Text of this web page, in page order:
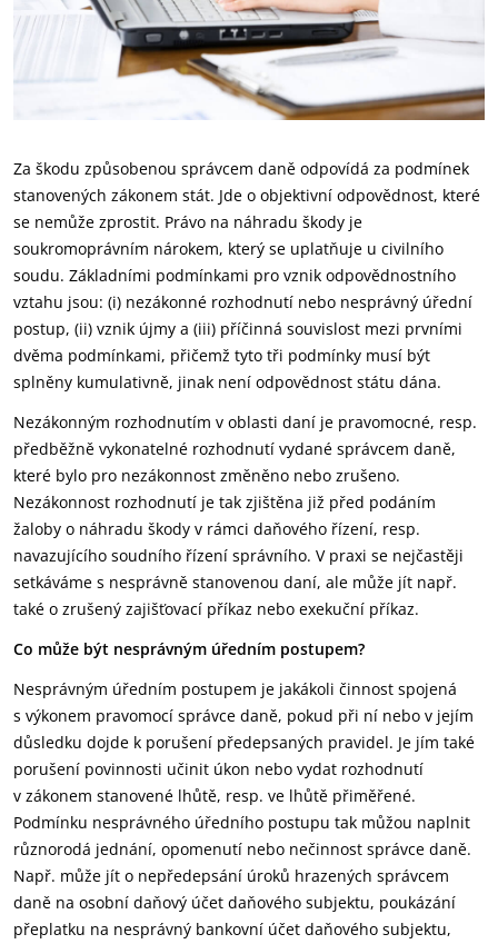
Za škodu způsobenou správcem daně odpovídá za podmínek
stanovených zákonem stát. Jde o objektivní odpovědnost, které
se nemůže zprostit. Právo na náhradu škody je
soukromoprávním nárokem, který se uplatňuje u civilního
soudu. Základními podmínkami pro vznik odpovědnostního
vztahu jsou: (i) nezákonné rozhodnutí nebo nesprávný úřední
postup, (ii) vznik újmy a (iii) příčinná souvislost mezi prvními
dvěma podmínkami, přičemž tyto tři podmínky musí být
splněny kumulativně, jinak není odpovědnost státu dána.
Nezákonným rozhodnutím v oblasti daní je pravomocné, resp.
předběžně vykonatelné rozhodnutí vydané správcem daně,
které bylo pro nezákonnost změněno nebo zrušeno.
Nezákonnost rozhodnutí je tak zjištěna již před podáním
žaloby o náhradu škody v rámci daňového řízení, resp.
navazujícího soudního řízení správního. V praxi se nejčastěji
setkáváme s nesprávně stanovenou daní, ale může jít např.
také o zrušený zajišťovací příkaz nebo exekuční příkaz.
Co může být nesprávným úředním postupem?
Nesprávným úředním postupem je jakákoli činnost spojená
s výkonem pravomocí správce daně, pokud při ní nebo v jejím
důsledku dojde k porušení předepsaných pravidel. Je jím také
porušení povinnosti učinit úkon nebo vydat rozhodnutí
v zákonem stanovené lhůtě, resp. ve lhůtě přiměřené.
Podmínku nesprávného úředního postupu tak můžou naplnit
různorodá jednání, opomenutí nebo nečinnost správce daně.
Např. může jít o nepředepsání úroků hrazených správcem
daně na osobní daňový účet daňového subjektu, poukázání
přeplatku na nesprávný bankovní účet daňového subjektu,